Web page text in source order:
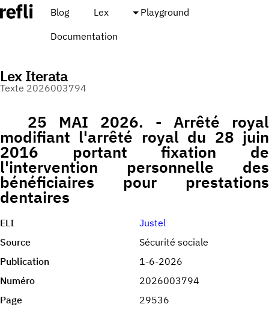
Blog Lex
Playground
Documentation
Lex Iterata
Texte 2026003794
25 MAI 2026. - Arrêté royal
modifiant l'arrêté royal du 28 juin
2016 portant fixation de
l'intervention personnelle des
bénéficiaires pour prestations
dentaires
ELI
Justel
Source
Sécurité sociale
Publication
1-6-2026
Numéro
2026003794
Page
29536